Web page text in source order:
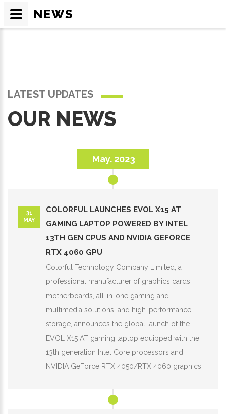
LATEST UPDATES
OUR NEWS
May. 2023
31
MAY
COLORFUL LAUNCHES EVOL X15 AT
GAMING LAPTOP POWERED BY INTEL
13TH GEN CPUS AND NVIDIA GEFORCE
RTX 4060 GPU
Colorful Technology Company Limited, a
professional manufacturer of graphics cards,
motherboards, all-in-one gaming and
multimedia solutions, and high-performance
storage, announces the global launch of the
EVOL X15 AT gaming laptop equipped with the
13th generation Intel Core processors and
NVIDIA GeForce RTX 4050/RTX 4060 graphics.
NEWS